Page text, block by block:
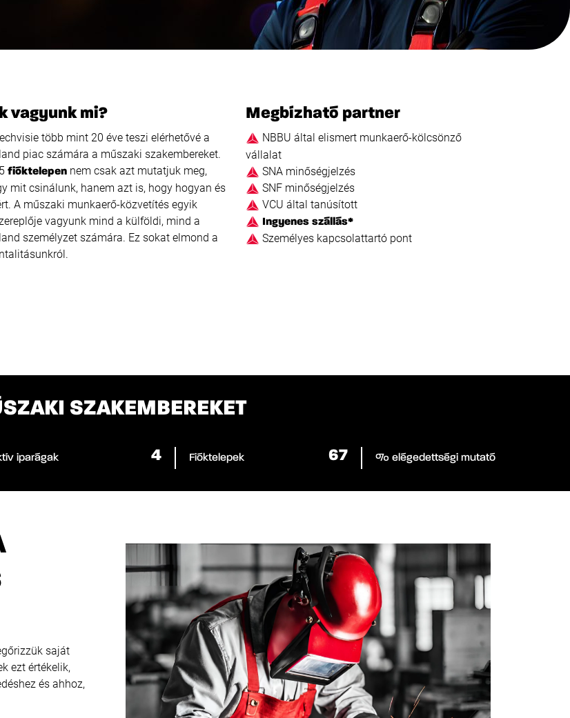
vagyunk mi?
több mint 20 éve teszi elérhetővé a
piac számára a műszaki szakembereket.
fióktelepen nem csak azt mutatjuk meg,
mit csinálunk, hanem azt is, hogy hogyan és
A műszaki munkaerő-közvetítés egyik
vagyunk mind a külföldi, mind a
személyzet számára. Ez sokat elmond a
Megbízható partner
NBBU által elismert munkaerő-kölcsönző
vállalat
SNA minőségjelzés
SNF minőségjelzés
VCU által tanúsított
Ingyenes szállás*
Személyes kapcsolattartó pont
SZAKEMBEREKET
iparágak 5 Fióktelepek 84 % elégedettségi mutató
saját
ezt értékelik,
és ahhoz,